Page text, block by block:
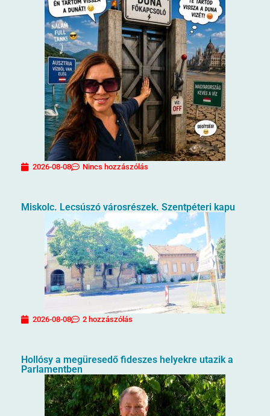
2026-08-08 Nincs hozzászólás
Miskolc. Lecsúszó városrészek. Szentpéteri kapu
2026-08-08 2 hozzászólás
Hollósy a megüresedő fideszes helyekre utazik a
Parlamentben